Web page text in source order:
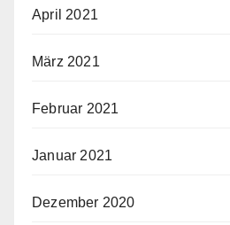
April 2021
März 2021
Februar 2021
Januar 2021
Dezember 2020